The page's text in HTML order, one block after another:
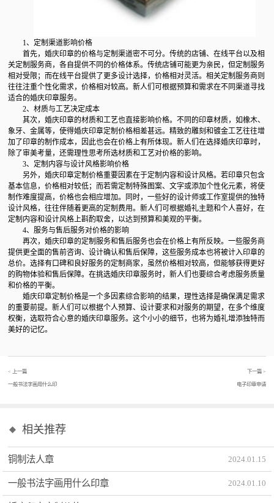
1、定制渠道影响价格
首先，婚庆印章的价格与定制渠道密不可分。传统的店铺、在线平台以及相
关定制服务商，各自提供不同的价格体系。传统店铺可能更为亲民，但定制服务
相对受限；而在线平台提供了更多设计选择，价格相对灵活。相关定制服务商则
往往注重个性化需求，价格相对较高。新人们可根据预算和需求在不同渠道寻找
适合的婚庆印章服务。
2、材质与工艺决定成本
其次，婚庆印章的材质和工艺也直接影响价格。不同的印章材质，如橡木、
象牙、金属等，使得婚庆印章定制价格相差甚远。精致的雕刻和镀金工艺往往增
加了印章的制作成本，因此也会在价格上有所体现。新人们在选择婚庆印章时，
除了审美考量，还需理性思考所选材质和工艺对价格的影响。
3、定制内容与设计风格影响价格
另外，婚庆印章定制价格重要因素在于定制内容和设计风格。若印章只包含
基本信息，价格相对较低；而若需定制特殊图案、文字或添加个性化元素，将使
制作难度提高，价格也会相应增加。同时，一些好的设计师或工作室提供的独特
设计风格，往往伴随着更高的定制费用。新人们可根据婚礼主题和个人喜好，在
定制内容和设计风格上斟酌取舍，以达到预算和美观的平衡。
4、服务与售后服务对价格的影响
再次，婚庆印章的定制服务和售后服务也会在价格上有所反映。一些服务商
提供更全面的售前咨询、设计确认和售后保障，这些服务成本也将被计入印章的
总价。选择有口碑和良好服务的定制商家，虽然价格相对较高，但能够获得更好
的购物体验和售后保障。在挑选婚庆印章服务时，新人们也要综合考虑服务质量
和价格的平衡。
婚庆印章定制价格是一个多因素综合影响的结果，理性选择是确保满足需求
的重要前提。新人们可以根据个人预算、设计要求和对服务的期望，在多个维度
权衡，选取符合心意的婚庆印章服务。这个小小的细节，也将为婚礼增添独特而
美好的记忆。
< 上一篇
一般书法字画用什么印
下一篇 >
电子印章申请
相关推荐
铜制法人章 2024.01.15
一般书法字画用什么印章 2024.01.10